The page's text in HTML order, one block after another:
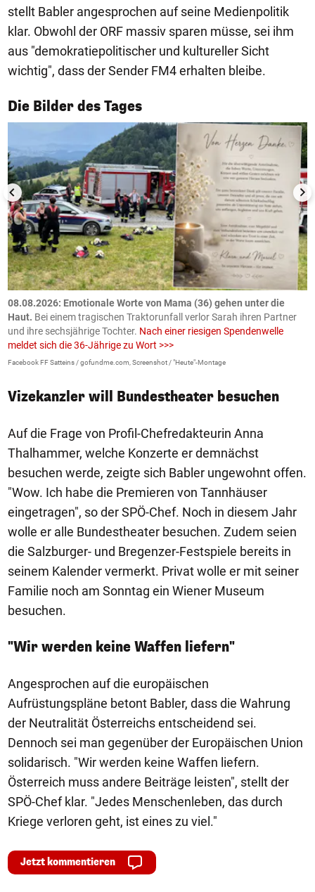
stellt Babler angesprochen auf seine Medienpolitik
klar. Obwohl der ORF massiv sparen müsse, sei ihm
aus "demokratiepolitischer und kultureller Sicht
wichtig", dass der Sender FM4 erhalten bleibe.
Die Bilder des Tages
1/50
08.08.2026: Emotionale Worte von Mama (36) gehen unter die
Haut. Bei einem tragischen Traktorunfall verlor Sarah ihren Partner
und ihre sechsjährige Tochter. Nach einer riesigen Spendenwelle
meldet sich die 36-Jährige zu Wort >>>
Facebook FF Satteins / gofundme.com, Screenshot / "Heute"-Montage
Vizekanzler will Bundestheater besuchen
Auf die Frage von Profil-Chefredakteurin Anna
Thalhammer, welche Konzerte er demnächst
besuchen werde, zeigte sich Babler ungewohnt offen.
"Wow. Ich habe die Premieren von Tannhäuser
eingetragen", so der SPÖ-Chef. Noch in diesem Jahr
wolle er alle Bundestheater besuchen. Zudem seien
die Salzburger- und Bregenzer-Festspiele bereits in
seinem Kalender vermerkt. Privat wolle er mit seiner
Familie noch am Sonntag ein Wiener Museum
besuchen.
"Wir werden keine Waffen liefern"
Angesprochen auf die europäischen
Aufrüstungspläne betont Babler, dass die Wahrung
der Neutralität Österreichs entscheidend sei.
Dennoch sei man gegenüber der Europäischen Union
solidarisch. "Wir werden keine Waffen liefern.
Österreich muss andere Beiträge leisten", stellt der
SPÖ-Chef klar. "Jedes Menschenleben, das durch
Kriege verloren geht, ist eines zu viel."
Jetzt kommentieren